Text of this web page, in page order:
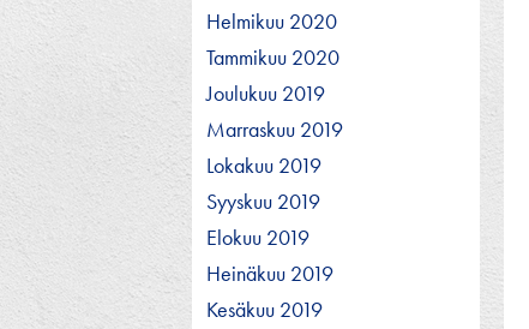
Helmikuu 2020
Tammikuu 2020
Joulukuu 2019
Marraskuu 2019
Lokakuu 2019
Syyskuu 2019
Elokuu 2019
Heinäkuu 2019
Kesäkuu 2019